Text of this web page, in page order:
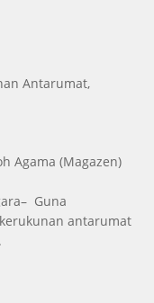
Antarumat,
Agama (Magazen)
Guna
antarumat